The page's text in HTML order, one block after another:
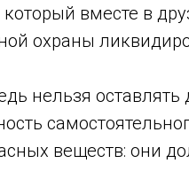
вместе в
охраны
нельзя оставлять
веществ: они